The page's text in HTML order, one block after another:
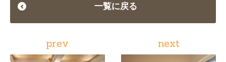
一覧に戻る
prev next